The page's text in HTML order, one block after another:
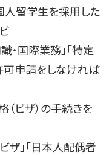
人留学生を採用した
・国際業務」「特定
可申請をしなければ
ビザ）の手続きを
ザ」「日本人配偶者